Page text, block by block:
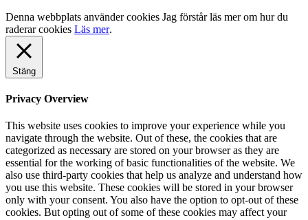
Denna webbplats använder cookies Jag förstårläs mer om hur du
raderar cookies Läs mer.
Stäng
Privacy Overview
This website uses cookies to improve your experience while you
navigate through the website. Out of these, the cookies that are
categorized as necessary are stored on your browser as they are
essential for the working of basic functionalities of the website. We
also use third-party cookies that help us analyze and understand how
you use this website. These cookies will be stored in your browser
only with your consent. You also have the option to opt-out of these
cookies. But opting out of some of these cookies may affect your